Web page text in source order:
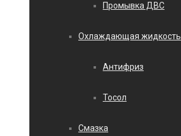
Промывка ДВС
Охлаждающая жидкость
Антифриз
Тосол
Смазка